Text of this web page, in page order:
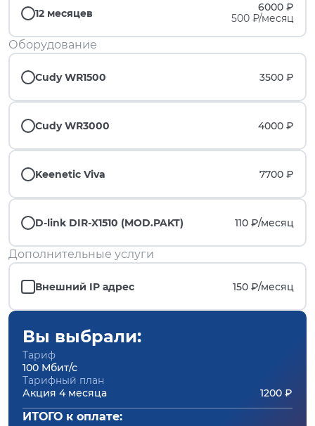
12 месяцев
6000 ₽
500 ₽/месяц
Оборудование
Cudy WR1500 3500 ₽
Cudy WR3000 4000 ₽
Keenetic Viva 7700 ₽
D-link DIR-X1510 (MOD.PAKT) 110 ₽/месяц
Дополнительные услуги
Внешний IP адрес 150 ₽/месяц
Вы выбрали:
Тариф
100 Мбит/с
Тарифный план
Акция 4 месяца
1200 ₽
ИТОГО к оплате: